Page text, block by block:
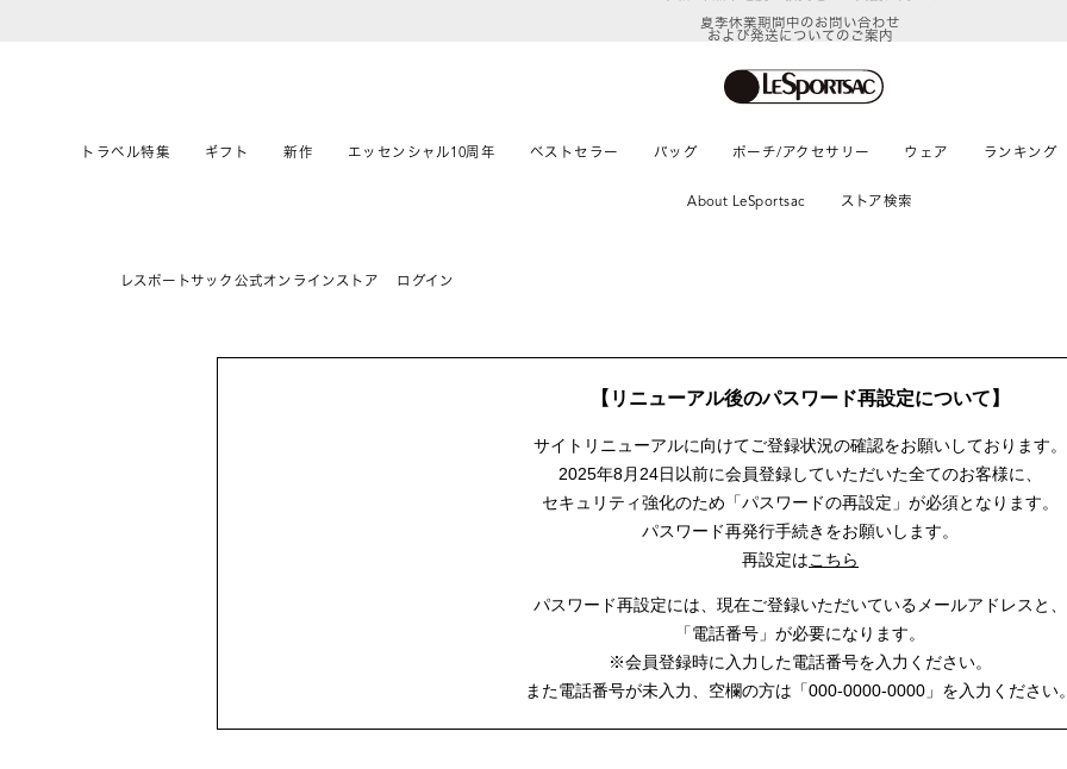
夏季休業期間中のお問い合わせ
および発送についてのご案内
トラベル特集 ギフト 新作 エッセンシャル10周年 ベストセラー バッグ ポーチ/アクセサリー ウェア ランキング
About LeSportsac ストア検索
レスポートサック公式オンラインストア ログイン
【リニューアル後のパスワード再設定について】
サイトリニューアルに向けてご登録状況の確認をお願いしております。
2025年8月24日以前に会員登録していただいた全てのお客様に、
セキュリティ強化のため「パスワードの再設定」が必須となります。
パスワード再発行手続きをお願いします。
再設定はこちら
パスワード再設定には、 現在ご登録いただいているメールアドレスと、
「電話番号」が必要になります。
※会員登録時に入力した電話番号を入力ください。
また電話番号が未入力、空欄の方は 「000-0000-0000」を入力ください。